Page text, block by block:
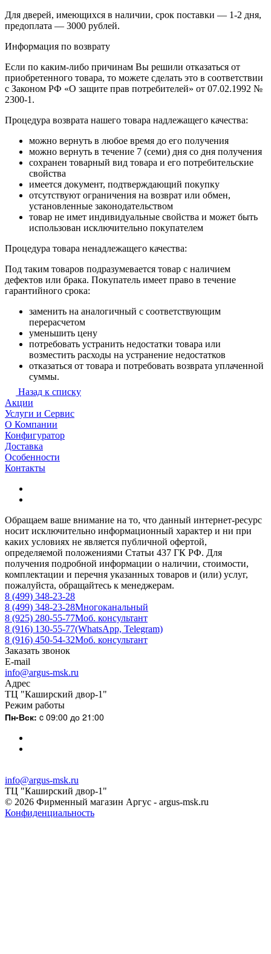
Для дверей, имеющихся в наличии, срок поставки — 1-2 дня,
предоплата — 3000 рублей.
Информация по возврату
Если по каким-либо причинам Вы решили отказаться от
приобретенного товара, то можете сделать это в соответствии
с Законом РФ «О защите прав потребителей» от 07.02.1992 №
2300-1.
Процедура возврата нашего товара надлежащего качества:
можно вернуть в любое время до его получения
можно вернуть в течение 7 (семи) дня со дня получения
сохранен товарный вид товара и его потребительские
свойства
имеется документ, подтверждающий покупку
отсутствуют ограничения на возврат или обмен,
установленные законодательством
товар не имет индивидуальные свойства и может быть
использован исключительно покупателем
Процедура товара ненадлежащего качества:
Под таким товаров подразумевается товар с наличием
дефектов или брака. Покупатель имеет право в течение
гарантийного срока:
заменить на аналогичный с соответствующим
перерасчетом
уменьшить цену
потребовать устранить недостатки товара или
возместить расходы на устранение недостатков
отказаться от товара и потребовать возврата уплаченной
суммы.
Назад к списку
Акции
Услуги и Сервис
О Компании
Конфигуратор
Доставка
Особенности
Контакты
Обращаем ваше внимание на то, что данный интернет-ресурс
носит исключительно информационный характер и ни при
каких условиях не является публичной офертой,
определяемой положениями Статьи 437 ГК РФ. Для
получения подробной информации о наличии, стоимости,
комплектации и перечня указанных товаров и (или) услуг,
пожалуйста, обращайтесь к менеджерам.
8 (499) 348-23-28
8 (499) 348-23-28Многоканальный
8 (925) 280-55-77Моб. консультант
8 (916) 130-55-77(WhatsApp, Telegram)
8 (916) 450-54-32Моб. консультант
Заказать звонок
E-mail
info@argus-msk.ru
Адрес
ТЦ "Каширский двор-1"
Режим работы
Пн-Вск: c 09:00 до 21:00
info@argus-msk.ru
ТЦ "Каширский двор-1"
© 2026 Фирменный магазин Аргус - argus-msk.ru
Конфиденциальность